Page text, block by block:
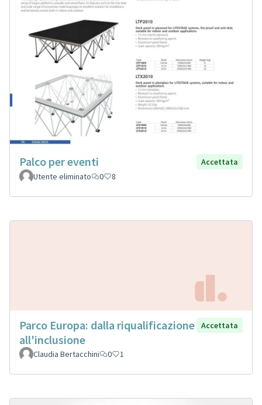
Palco per eventi
Accettata
Utente eliminato
0 8
Parco Europa: dalla riqualificazione
all'inclusione
Accettata
Claudia Bertacchini 0 1